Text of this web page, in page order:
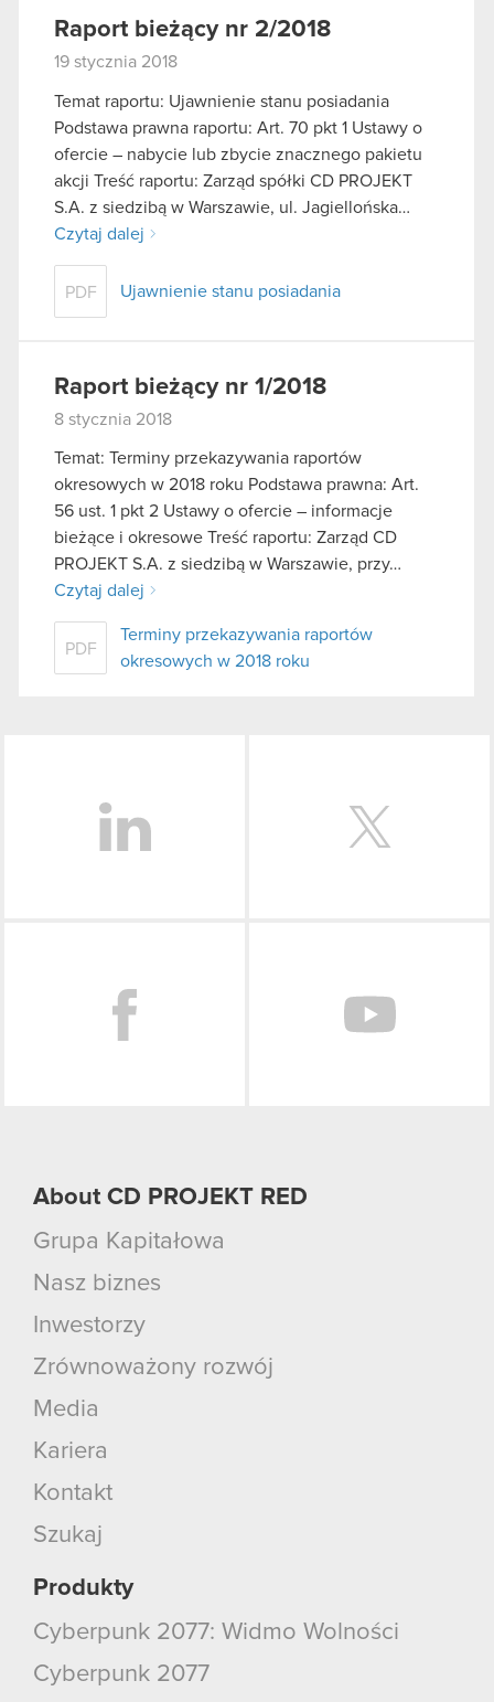
Raport bieżący nr 2/2018
19 stycznia 2018
Temat raportu: Ujawnienie stanu posiadania
Podstawa prawna raportu: Art. 70 pkt 1 Ustawy o
ofercie – nabycie lub zbycie znacznego pakietu
akcji Treść raportu: Zarząd spółki CD PROJEKT
S.A. z siedzibą w Warszawie, ul. Jagiellońska…
Czytaj dalej
PDF Ujawnienie stanu posiadania
Raport bieżący nr 1/2018
8 stycznia 2018
Temat: Terminy przekazywania raportów
okresowych w 2018 roku Podstawa prawna: Art.
56 ust. 1 pkt 2 Ustawy o ofercie – informacje
bieżące i okresowe Treść raportu: Zarząd CD
PROJEKT S.A. z siedzibą w Warszawie, przy…
Czytaj dalej
PDF
Terminy przekazywania raportów
okresowych w 2018 roku
About CD PROJEKT RED
Grupa Kapitałowa
Nasz biznes
Inwestorzy
Zrównoważony rozwój
Media
Kariera
Kontakt
Szukaj
Produkty
Cyberpunk 2077: Widmo Wolności
Cyberpunk 2077